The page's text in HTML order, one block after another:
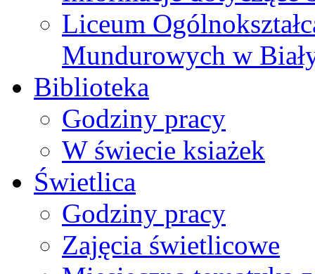
Liceum
Mundurowych w
Biblioteka
Godziny pracy
W świecie ksiażek
Świetlica
Godziny pracy
Zajęcia świetlicowe